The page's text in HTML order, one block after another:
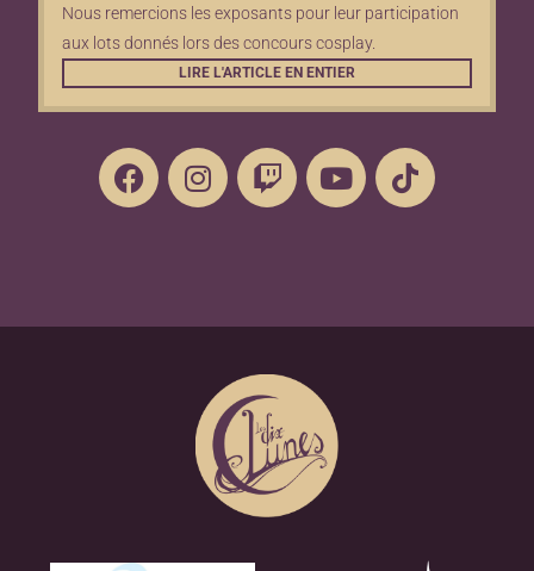
Nous remercions les exposants pour leur participation
aux lots donnés lors des concours cosplay.
LIRE L'ARTICLE EN ENTIER